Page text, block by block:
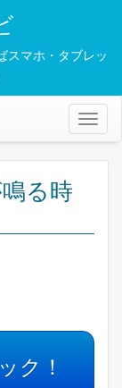
スマホ・タブレッ
る時
ク！